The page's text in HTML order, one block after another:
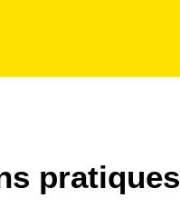
pratiques